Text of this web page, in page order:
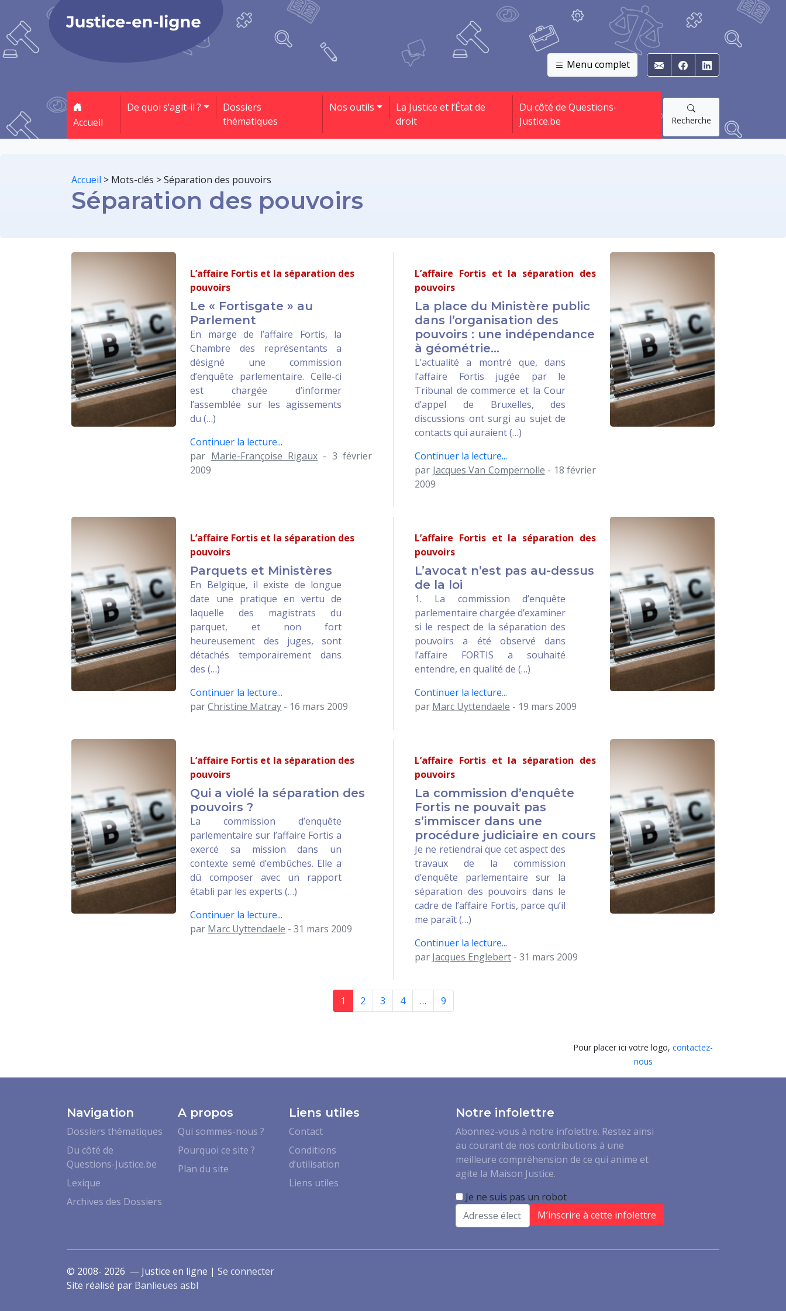
Menu complet E-mail Facebook
Accueil
De quoi s’agit-il ?
Dossiers
thématiques
Nos outils
La Justice et l’État de
droit
Du côté de Questions-
Justice.be
Recherche
Accueil > Mots-clés >Séparation des pouvoirs
Séparation des pouvoirs
L’affaire Fortis et la séparation des
pouvoirs
Le « Fortisgate » au
Parlement
En marge de l’affaire Fortis, la
Chambre des représentants a
désigné une commission
d’enquête parlementaire. Celle-ci
est chargée d’informer
l’assemblée sur les agissements
du (…)
Continuer la lecture...
par Marie-Françoise Rigaux - 3 février
2009
L’affaire Fortis et la séparation des
pouvoirs
La place du Ministère public
dans l’organisation des
pouvoirs : une indépendance
à géométrie...
L’actualité a montré que, dans
l’affaire Fortis jugée par le
Tribunal de commerce et la Cour
d’appel de Bruxelles, des
discussions ont surgi au sujet de
contacts qui auraient (…)
Continuer la lecture...
par Jacques Van Compernolle - 18 février
2009
L’affaire Fortis et la séparation des
pouvoirs
Parquets et Ministères
En Belgique, il existe de longue
date une pratique en vertu de
laquelle des magistrats du
parquet, et non fort
heureusement des juges, sont
détachés temporairement dans
des (…)
Continuer la lecture...
parChristine Matray - 16 mars 2009
L’affaire Fortis et la séparation des
pouvoirs
L’avocat n’est pas au-dessus
de la loi
1. La commission d’enquête
parlementaire chargée d’examiner
si le respect de la séparation des
pouvoirs a été observé dans
l’affaire FORTIS a souhaité
entendre, en qualité de (…)
Continuer la lecture...
par Marc Uyttendaele - 19 mars 2009
L’affaire Fortis et la séparation des
pouvoirs
Qui a violé la séparation des
pouvoirs ?
La commission d’enquête
parlementaire sur l’affaire Fortis a
exercé sa mission dans un
contexte semé d’embûches. Elle a
dû composer avec un rapport
établi par les experts (…)
Continuer la lecture...
par Marc Uyttendaele - 31 mars 2009
L’affaire Fortis et la séparation des
pouvoirs
La commission d’enquête
Fortis ne pouvait pas
s’immiscer dans une
procédure judiciaire en cours
Je ne retiendrai que cet aspect des
travaux de la commission
d’enquête parlementaire sur la
séparation des pouvoirs dans le
cadre de l’affaire Fortis, parce qu’il
me paraît (…)
Continuer la lecture...
par Jacques Englebert - 31 mars 2009
1 2 3 4 … 9
Pour placer ici votre logo, contactez-
nous
Navigation
Dossiers thématiques
Du côté de
Questions-Justice.be
Lexique
Archives des Dossiers
A propos
Qui sommes-nous ?
Pourquoi ce site ?
Plan du site
Liens utiles
Contact
Conditions
d’utilisation
Liens utiles
Notre infolettre
Abonnez-vous à notre infolettre. Restez ainsi
au courant de nos contributions à une
meilleure compréhension de ce qui anime et
agite la Maison Justice.
Je ne suis pas un robot
Email
© 2008- 2026 — Justice en ligne | Se connecter
Site réalisé par Banlieues asbl